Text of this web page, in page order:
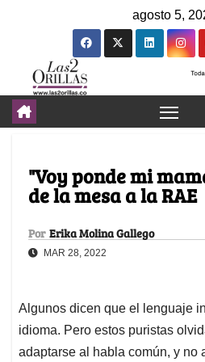
agosto 5,
"Voy ponde mi
de la mesa a la RAE
Por Erika Molina Gallego
MAR 28, 2022
Algunos dicen que el lenguaje
idioma. Pero estos puristas
adaptarse al habla común, y no